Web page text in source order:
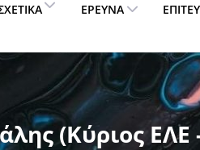
ΈΡΕΥΝΑ
(Κύριος ΕΛΕ